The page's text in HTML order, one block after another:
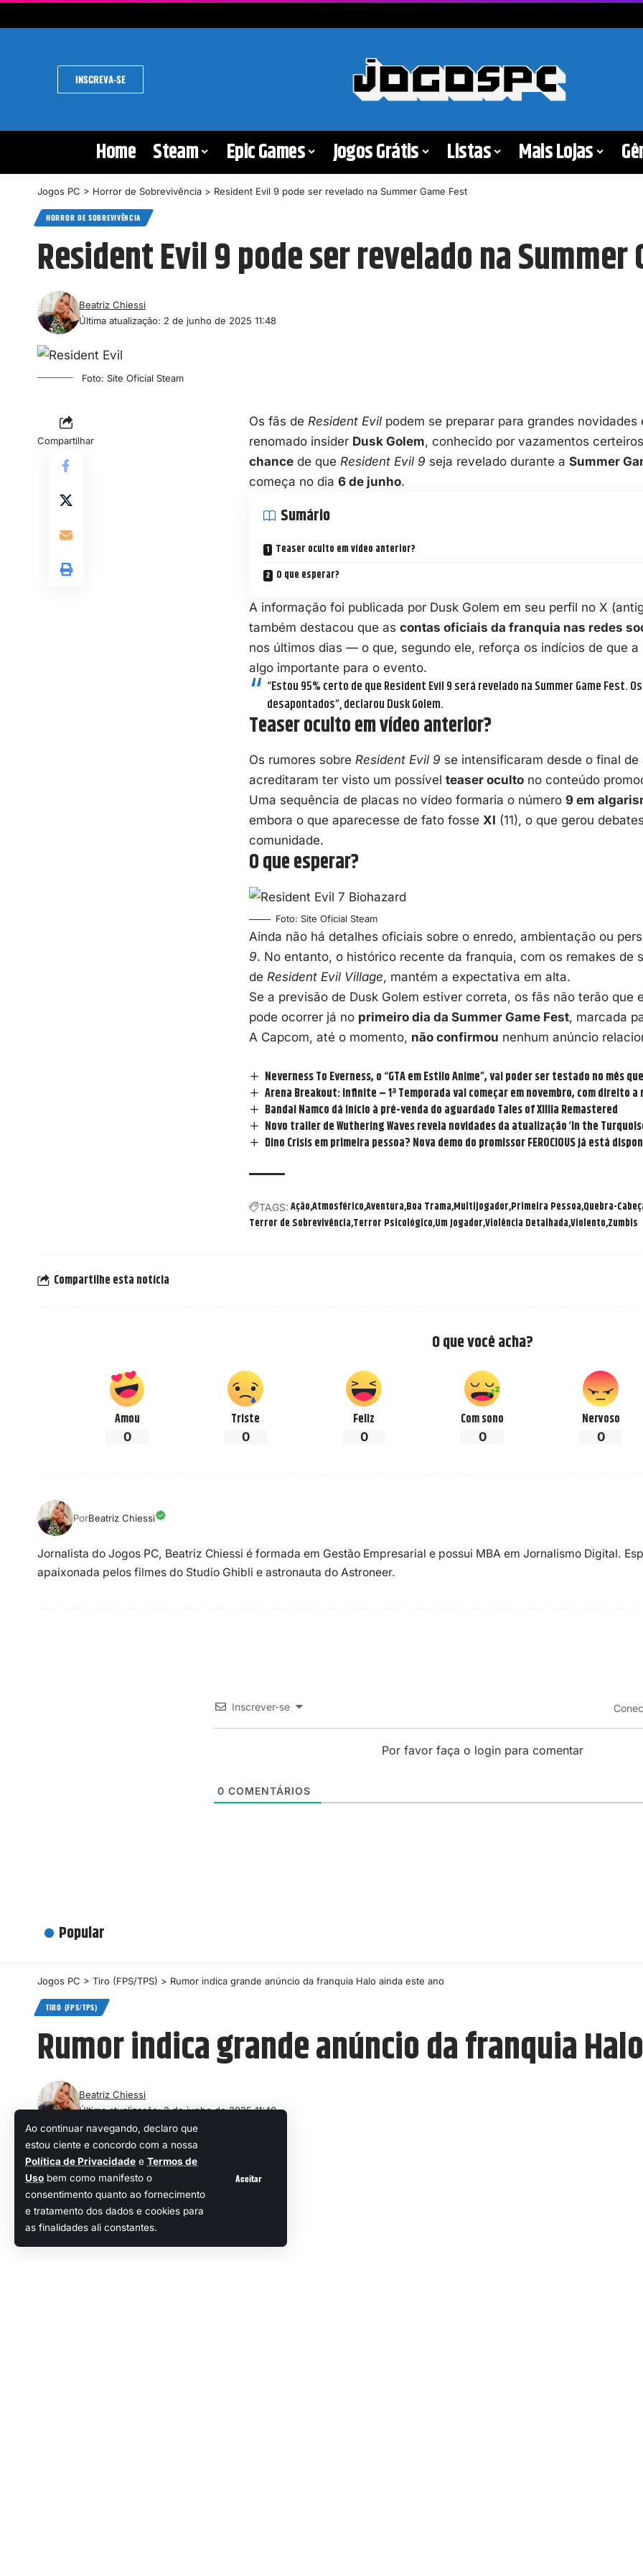
Ao continuar navegando, declaro que
estou ciente e concordo com a nossa
Política de Privacidade e Termos de
Uso bem como manifesto o
consentimento quanto ao fornecimento
e tratamento dos dados e cookies para
as finalidades ali constantes.
Aceitar
INSCREVA-SE
Home Steam Epic Games Jogos Grátis Listas Mais Lojas
Jogos PC > Horror de Sobrevivência > Resident Evil 9 pode ser revelado na Summer Game Fest
HORROR DE SOBREVIVÊNCIA
Resident Evil 9 pode ser revelado na Summer
Última atualização: 2 de junho de 2025 11:48
Beatriz Chiessi
Foto: Site Oficial Steam
Compartilhar
Os fãs de Resident Evilpodem se preparar para grandes novidades
renomado insider Dusk Golem, conhecido por vazamentos
chancede que Resident Evil 9 seja revelado durante a Summer
começa no dia 6 de junho.
Sumário
Teaser oculto em vídeo anterior?
O que esperar?
A informação foi publicada por Dusk Golem em seu perfil no X
também destacou que as contas oficiais da franquia nas redes
nos últimos dias — o que, segundo ele, reforça os indícios de que a
algo importante para o evento.
“Estou 95% certo de que Resident Evil 9 será revelado na Summer Game Fest.
desapontados”, declarou Dusk Golem.
Teaser oculto em vídeo anterior?
Os rumores sobre Resident Evil 9 se intensificaram desde o final
acreditaram ter visto um possível teaser ocultono conteúdo
Uma sequência de placas no vídeo formaria o número 9 em
embora o que aparecesse de fato fosse XI (11), o que gerou
comunidade.
O que esperar?
Foto: Site Oficial Steam
Ainda não há detalhes oficiais sobre o enredo, ambientação ou
9. No entanto, o histórico recente da franquia, com os remakes de
de Resident Evil Village, mantém a expectativa em alta.
Se a previsão de Dusk Golem estiver correta, os fãs não terão que
pode ocorrer já no primeiro dia da Summer Game Fest, marcada
A Capcom, até o momento, não confirmou nenhum anúncio
Neverness To Everness, o “GTA em Estilo Anime”, vai poder ser testado no mês
Arena Breakout: Infinite – 1ª Temporada vai começar em novembro, com direito
Bandai Namco dá início à pré-venda do aguardado Tales of Xillia Remastered
Novo trailer de Wuthering Waves revela novidades da atualização ‘In the
Dino Crisis em primeira pessoa? Nova demo do promissor FEROCIOUS já está
TAGS: AçãoAtmosféricoAventuraBoa TramaMultijogadorPrimeira PessoaQuebra-
Terror de SobrevivênciaTerror PsicológicoUm JogadorViolência DetalhadaViolentoZumbis
Compartilhe esta notícia
O que você acha?
Amou
0
Triste
0
Feliz
0
Com sono
0
Nervoso
0
PorBeatriz Chiessi
Jornalista do Jogos PC, Beatriz Chiessi é formada em Gestão Empresarial e possui MBA em Jornalismo Digital.
apaixonada pelos filmes do Studio Ghibli e astronauta do Astroneer.
Inscrever-se
Por favor faça o login para comentar
0 COMENTÁRIOS
Popular
Jogos PC > Tiro (FPS/TPS) > Rumor indica grande anúncio da franquia Halo ainda este ano
TIRO (FPS/TPS)
Rumor indica grande anúncio da franquia
Última atualização: 2 de junho de 2025 11:40
Beatriz Chiessi